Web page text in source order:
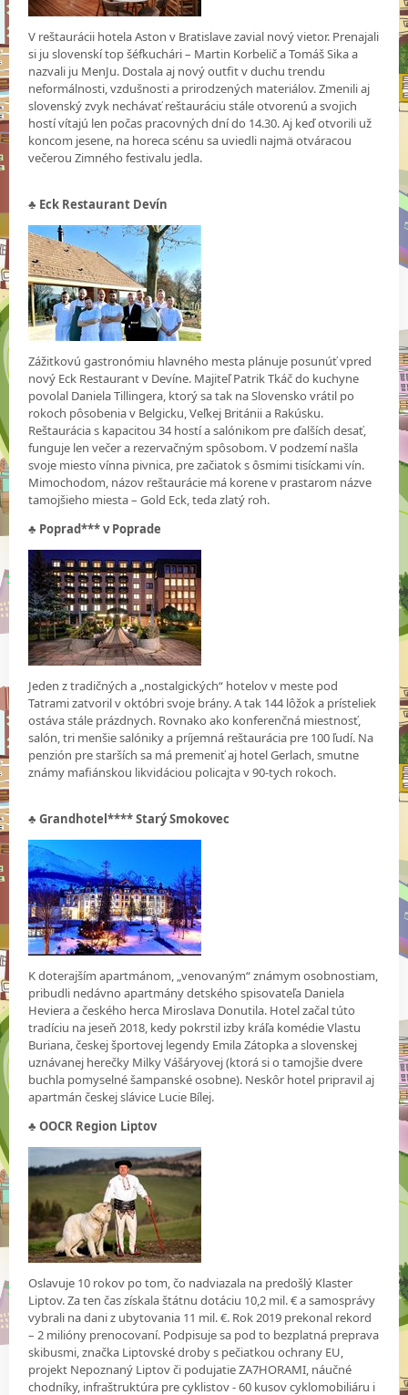
V reštaurácii hotela Aston v Bratislave zavial nový vietor. Prenajali
si ju slovenskí top šéfkuchári – Martin Korbelič a Tomáš Sika a
nazvali ju MenJu. Dostala aj nový outfit v duchu trendu
neformálnosti, vzdušnosti a prirodzených materiálov. Zmenili aj
slovenský zvyk nechávať reštauráciu stále otvorenú a svojich
hostí vítajú len počas pracovných dní do 14.30. Aj keď otvorili už
koncom jesene, na horeca scénu sa uviedli najmä otváracou
večerou Zimného festivalu jedla.
♣ Eck Restaurant Devín
Zážitkovú gastronómiu hlavného mesta plánuje posunúť vpred
nový Eck Restaurant v Devíne. Majiteľ Patrik Tkáč do kuchyne
povolal Daniela Tillingera, ktorý sa tak na Slovensko vrátil po
rokoch pôsobenia v Belgicku, Veľkej Británii a Rakúsku.
Reštaurácia s kapacitou 34 hostí a salónikom pre ďalších desať,
funguje len večer a rezervačným spôsobom. V podzemí našla
svoje miesto vínna pivnica, pre začiatok s ôsmimi tisíckami vín.
Mimochodom, názov reštaurácie má korene v prastarom názve
tamojšieho miesta – Gold Eck, teda zlatý roh.
♣ Poprad*** v Poprade
Jeden z tradičných a „nostalgických“ hotelov v meste pod
Tatrami zatvoril v októbri svoje brány. A tak 144 lôžok a prísteliek
ostáva stále prázdnych. Rovnako ako konferenčná miestnosť,
salón, tri menšie salóniky a príjemná reštaurácia pre 100 ľudí. Na
penzión pre starších sa má premeniť aj hotel Gerlach, smutne
známy mafiánskou likvidáciou policajta v 90-tych rokoch.
♣Grandhotel**** Starý Smokovec
K doterajším apartmánom, „venovaným“ známym osobnostiam,
pribudli nedávno apartmány detského spisovateľa Daniela
Heviera a českého herca Miroslava Donutila. Hotel začal túto
tradíciu na jeseň 2018, kedy pokrstil izby kráľa komédie Vlastu
Buriana, českej športovej legendy Emila Zátopka a slovenskej
uznávanej herečky Milky Vášáryovej (ktorá si o tamojšie dvere
buchla pomyselné šampanské osobne). Neskôr hotel pripravil aj
apartmán českej slávice Lucie Bílej.
♣ OOCR Region Liptov
Oslavuje 10 rokov po tom, čo nadviazala na predošlý Klaster
Liptov. Za ten čas získala štátnu dotáciu 10,2 mil. € a samosprávy
vybrali na dani z ubytovania 11 mil. €. Rok 2019 prekonal rekord
– 2 milióny prenocovaní. Podpisuje sa pod to bezplatná preprava
skibusmi, značka Liptovské droby s pečiatkou ochrany EU,
projekt Nepoznaný Liptov či podujatie ZA7HORAMI, náučné
chodníky, infraštruktúra pre cyklistov - 60 kusov cyklomobiliáru i